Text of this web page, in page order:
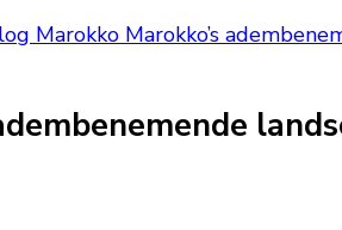
Marokko Marokko’s